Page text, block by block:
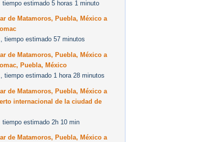
tiempo estimado 5 horas 1 minuto
de Matamoros, Puebla, México a
tiempo estimado 57 minutos
de Matamoros, Puebla, México a
Puebla, México
tiempo estimado 1 hora 28 minutos
de Matamoros, Puebla, México a
internacional de la ciudad de
tiempo estimado 2h 10 min
de Matamoros, Puebla, México a